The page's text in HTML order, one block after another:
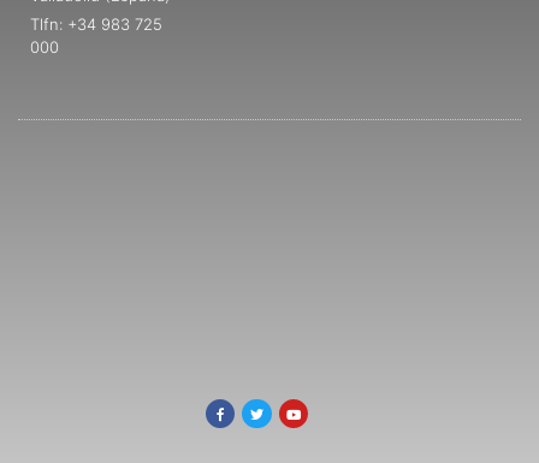
Tlfn: +34 983 725
000